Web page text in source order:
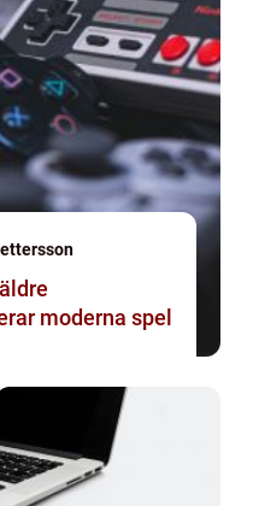
moderna spel